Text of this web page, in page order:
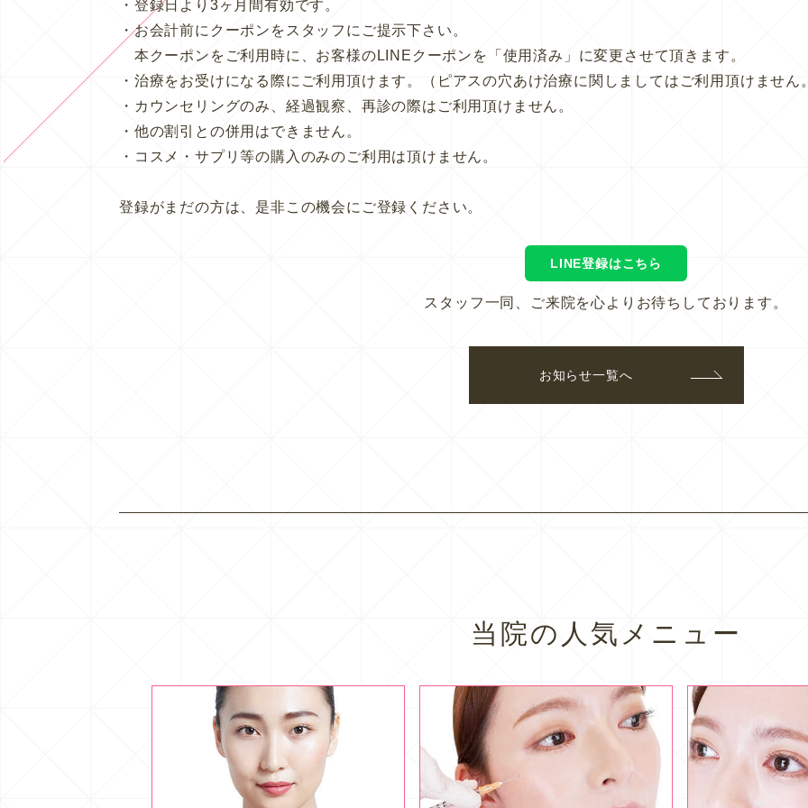
・登録日より3ヶ月間有効です。
・お会計前にクーポンをスタッフにご提示下さい。
本クーポンをご利用時に、お客様のLINEクーポンを「使用済み」に変更させて頂きます。
・治療をお受けになる際にご利用頂けます。（ピアスの穴あけ治療に関しましてはご利用頂けません
・カウンセリングのみ、経過観察、再診の際はご利用頂けません。
・他の割引との併用はできません。
・コスメ・サプリ等の購入のみのご利用は頂けません。
登録がまだの方は、是非この機会にご登録ください。
LINE登録はこちら
スタッフ一同、ご来院を心よりお待ちしております。
お知らせ一覧へ
当院の人気メニュー